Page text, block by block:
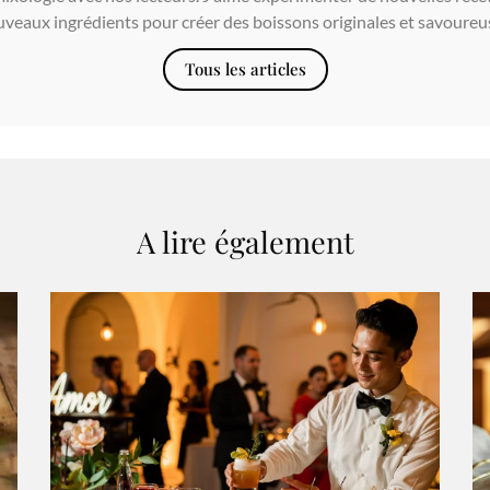
ingrédients pour créer des boissons originales et
Tous les articles
A lire également